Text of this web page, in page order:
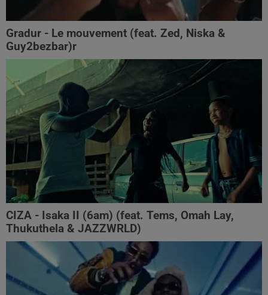
Gradur - Le mouvement (feat. Zed, Niska &
Guy2bezbar)r
CIZA - Isaka II (6am) (feat. Tems, Omah Lay,
Thukuthela & JAZZWRLD)